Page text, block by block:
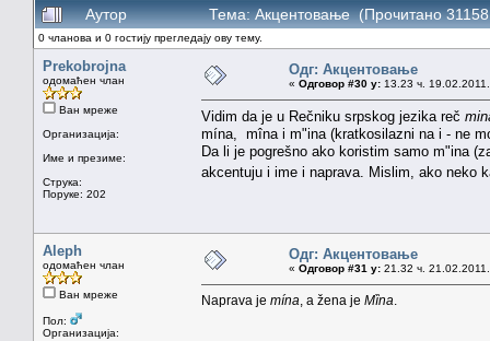
Аутор Тема: Акцентовање (Прочитано 31158
0 чланова и 0 гостију прегледају ову тему.
Prekobrojna
одомаћен члан
Ван мреже
Организација:
Име и презиме:
Струка:
Поруке: 202
Одг: Акцентовање
« Одговор #30 у: 13.23 ч.
Vidim da je u Rečniku srpskog jezika reč
mína, mîna i m"ina (kratkosilazni na i - ne
Da li je pogrešno ako koristim samo m"ina
akcentuju i ime i naprava. Mislim, ako neko
Aleph
одомаћен члан
Ван мреже
Пол:
Организација:
Одг: Акцентовање
« Одговор #31 у: 21.32 ч.
Naprava je mína , a žena je Mȉna